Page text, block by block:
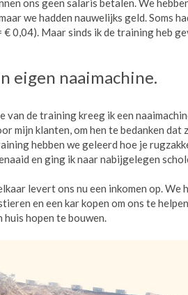
ons geen salaris betalen. We
we hadden nauwelijks geld. Soms
€ 0,04). Maar sinds ik de training heb
eigen naaimachine.
van de training kreeg ik een
mijn klanten, om hen te bedanken dat
hebben we geleerd hoe je
en ging ik naar nabijgelegen
levert ons nu een inkomen op.
en een kar kopen om ons te
huis hopen te bouwen.